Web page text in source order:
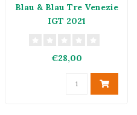
Blau & Blau Tre Venezie
IGT 2021
€28,00